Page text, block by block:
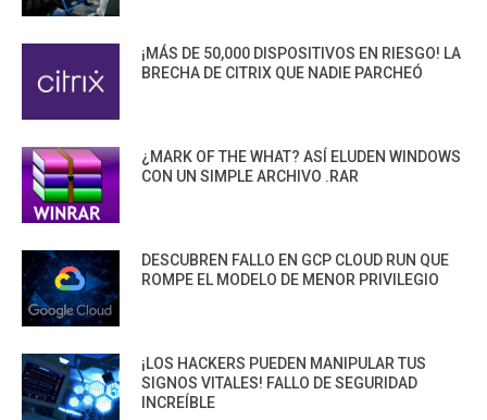
¡MÁS DE 50,000 DISPOSITIVOS EN RIESGO! LA
BRECHA DE CITRIX QUE NADIE PARCHEÓ
¿MARK OF THE WHAT? ASÍ ELUDEN WINDOWS
CON UN SIMPLE ARCHIVO .RAR
DESCUBREN FALLO EN GCP CLOUD RUN QUE
ROMPE EL MODELO DE MENOR PRIVILEGIO
¡LOS HACKERS PUEDEN MANIPULAR TUS
SIGNOS VITALES! FALLO DE SEGURIDAD
INCREÍBLE